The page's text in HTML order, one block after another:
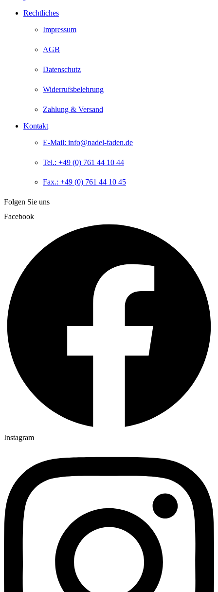
Rechtliches
Impressum
AGB
Datenschutz
Widerrufsbelehrung
Zahlung & Versand
Kontakt
E-Mail: info@nadel-faden.de
Tel.: +49 (0) 761 44 10 44
Fax.: +49 (0) 761 44 10 45
Folgen Sie uns
Facebook
Instagram